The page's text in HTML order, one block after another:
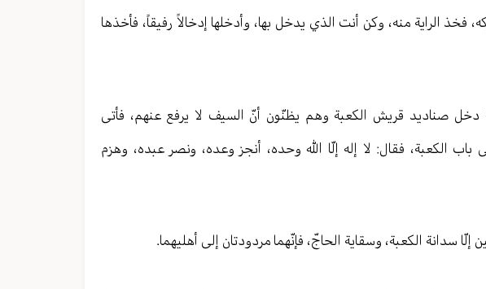
فخذ الراية منه، وكن أنت الذي يدخل بها، وأدخلها إدخالاً رفيقاً، فأخذها
دخل صناديد قريش الكعبة وهم يظنّون أنّ السيف لا يرفع عنهم، فأتى
الكعبة، فقال: لا إله إلّا الله وحده، أنجز وعده، ونصر عبده، وهزم
سدانة الكعبة، وسقاية الحاجّ، فإنّهما مردودتان إلى أهليهما.